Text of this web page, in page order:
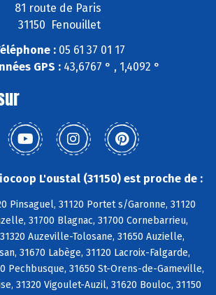
81 route de Paris
31150 Fenouillet
: 05 61 37 01 17
GPS : 43,6767 ° , 1,4092 °
L'oustal (31150) est proche de :
Pinsaguel, 31120 Portet s/Garonne, 31120
31700 Blagnac, 31700 Cornebarrieu,
Auzeville-Tolosane, 31650 Auzielle,
31670 Labège, 31120 Lacroix-Falgarde,
Pechbusque, 31650 St-Orens-de-Gameville,
31320 Vigoulet-Auzil, 31620 Bouloc, 31150